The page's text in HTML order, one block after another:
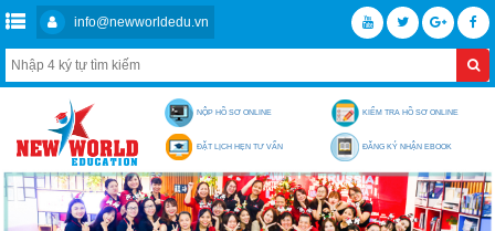
info@newworldedu.vn
NỘP HỒ SƠ ONLINE KIỂM TRA HỒ SƠ ONLINE
ĐẶT LỊCH HẸN TƯ VẤN ĐĂNG KÝ NHẬN EBOOK